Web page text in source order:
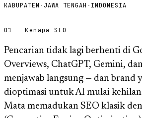
KABUPATEN · JAWA TENGAH · INDONESIA
01 — Kenapa SEO
Pencarian tidak lagi berhenti di
Overviews, ChatGPT, Gemini,
menjawab langsung — dan brand
dioptimasi untuk AI mulai
Mata memadukan SEO klasik